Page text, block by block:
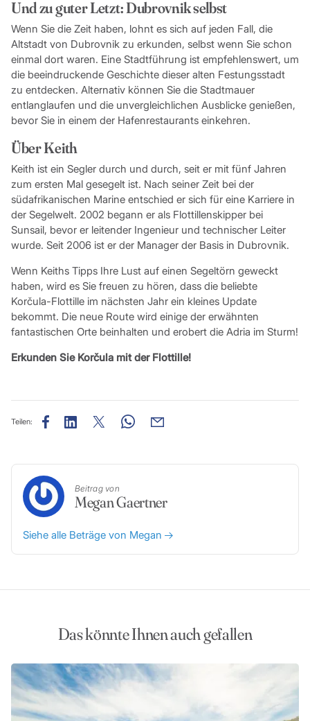
Und zu guter Letzt: Dubrovnik selbst
Wenn Sie die Zeit haben, lohnt es sich auf jeden Fall, die
Altstadt von Dubrovnik zu erkunden, selbst wenn Sie schon
einmal dort waren. Eine Stadtführung ist empfehlenswert, um
die beeindruckende Geschichte dieser alten Festungsstadt
zu entdecken. Alternativ können Sie die Stadtmauer
entlanglaufen und die unvergleichlichen Ausblicke genießen,
bevor Sie in einem der Hafenrestaurants einkehren.
Über Keith
Keith ist ein Segler durch und durch, seit er mit fünf Jahren
zum ersten Mal gesegelt ist. Nach seiner Zeit bei der
südafrikanischen Marine entschied er sich für eine Karriere in
der Segelwelt. 2002 begann er als Flottillenskipper bei
Sunsail, bevor er leitender Ingenieur und technischer Leiter
wurde. Seit 2006 ist er der Manager der Basis in Dubrovnik.
Wenn Keiths Tipps Ihre Lust auf einen Segeltörn geweckt
haben, wird es Sie freuen zu hören, dass die beliebte
Korčula-Flottille im nächsten Jahr ein kleines Update
bekommt. Die neue Route wird einige der erwähnten
fantastischen Orte beinhalten und erobert die Adria im Sturm!
Erkunden Sie Korčula mit der Flottille!
Teilen:
Beitrag von
Megan Gaertner
Siehe alle Beträge von Megan
Das könnte Ihnen auch gefallen